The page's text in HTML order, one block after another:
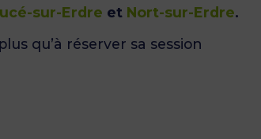
sur-Erdre et Nort-sur-Erdre.
qu’à réserver sa session